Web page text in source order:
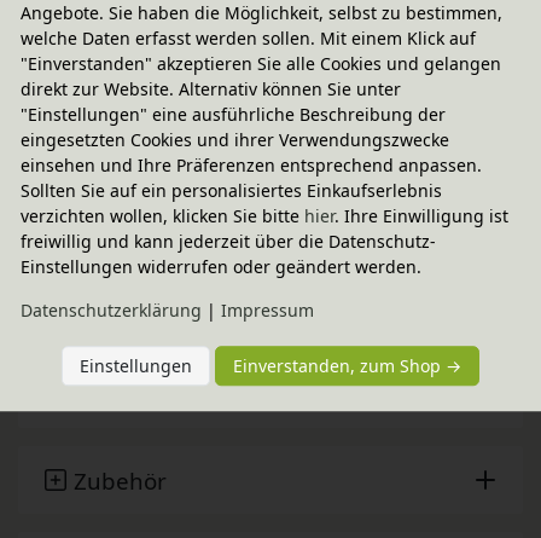
Fairer Paketversand
14,95 € innerhalb ...
Lieferbar in 2 - 4 Wochen
CO2 -neutraler Paketversand
weitere Informationen
Technische Daten
Baumberger
Zubehör
Angebote. Sie haben die Möglichkeit, selbst zu bestimmen,
welche Daten erfasst werden sollen. Mit einem Klick auf
"Einverstanden" akzeptieren Sie alle Cookies und gelangen
direkt zur Website. Alternativ können Sie unter
"Einstellungen" eine ausführliche Beschreibung der
eingesetzten Cookies und ihrer Verwendungszwecke
einsehen und Ihre Präferenzen entsprechend anpassen.
Sollten Sie auf ein personalisiertes Einkaufserlebnis
verzichten wollen, klicken Sie bitte hier. Ihre Einwilligung ist
freiwillig und kann jederzeit über die Datenschutz-
Einstellungen widerrufen oder geändert werden.
Daten­schutz­erklärung | Impressum
Einstellungen Einverstanden, zum Shop →